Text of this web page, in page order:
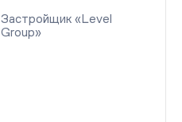
Застройщик «Level
Group»